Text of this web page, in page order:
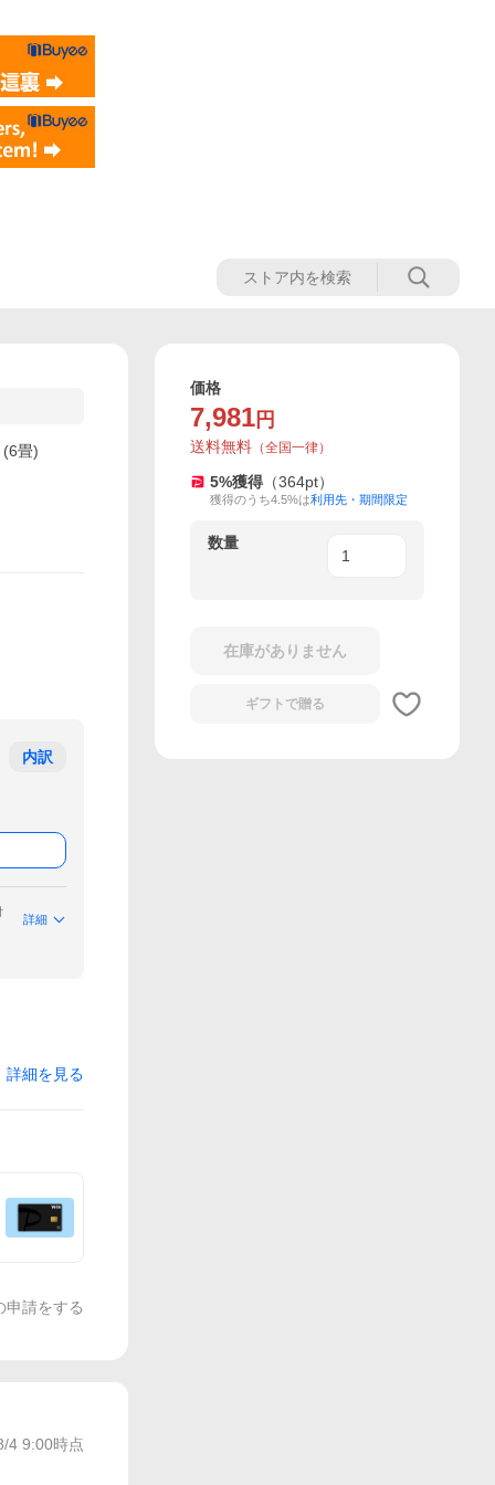
畳)
内訳
詳細
詳細を見る
申請をする
4 9:00時点
価格
7,981 円
送料無料 （全国一律）
5%獲得 （364pt）
獲得のうち4.5%は利用先・期間限定
数量
在庫がありません
ギフトで贈る